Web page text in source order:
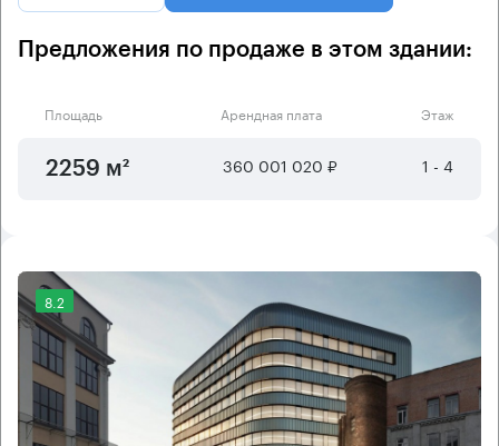
Предложения по продаже в этом здании:
Площадь Арендная плата Этаж
2259 м² 360 001 020 ₽ 1 - 4
8.2